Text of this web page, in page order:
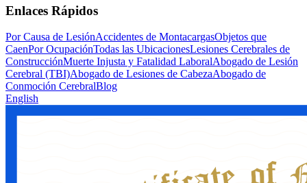
Enlaces Rápidos
Por Causa de LesiónAccidentes de MontacargasObjetos que
CaenPor OcupaciónTodas las UbicacionesLesiones Cerebrales de
ConstrucciónMuerte Injusta y Fatalidad LaboralAbogado de Lesión
Cerebral (TBI)Abogado de Lesiones de CabezaAbogado de
Conmoción CerebralBlog
English